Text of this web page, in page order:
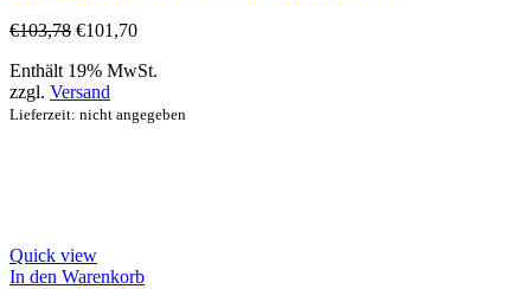
€103,78 €101,70
Enthält 19% MwSt.
zzgl. Versand
Lieferzeit: nicht angegeben
Quick view
In den Warenkorb